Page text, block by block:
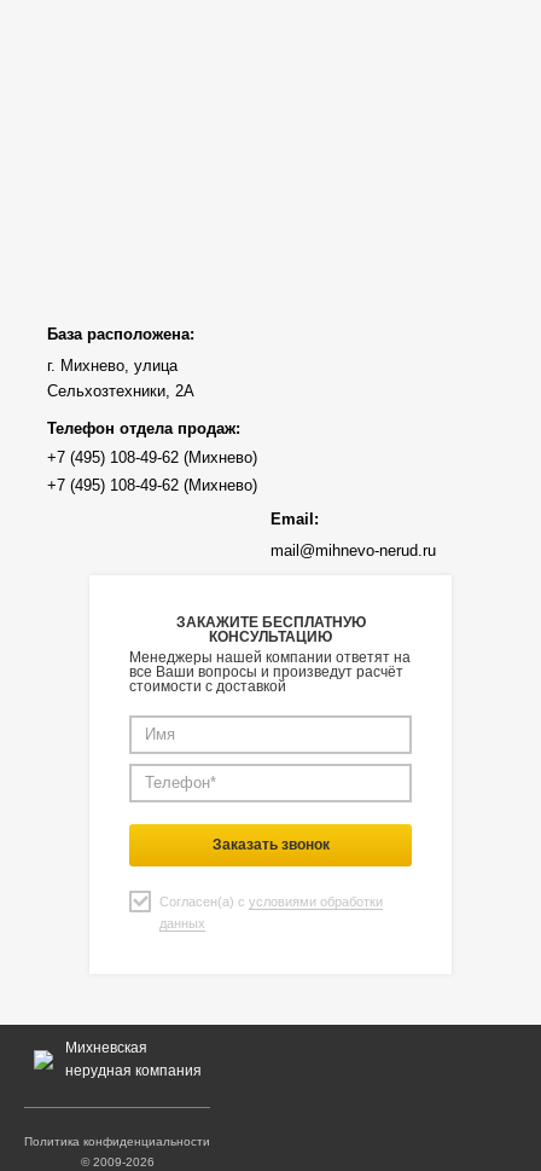
База расположена:
г. Михнево, улица
Сельхозтехники, 2А
Телефон отдела продаж:
Email:
mail@mihnevo-nerud.ru
ЗАКАЖИТЕ БЕСПЛАТНУЮ
КОНСУЛЬТАЦИЮ
Менеджеры нашей компании ответят на
все Ваши вопросы и произведут расчёт
стоимости с доставкой
Заказать звонок
Согласен(а) с условиями обработки
данных
Михневская
нерудная компания
Политика конфиденциальности
© 2009-2026